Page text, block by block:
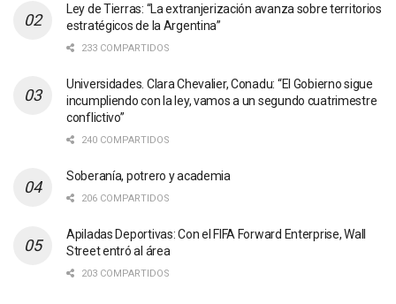
Ley de Tierras: “La extranjerización avanza sobre territorios
estratégicos de la Argentina”
233 COMPARTIDOS
Universidades. Clara Chevalier, Conadu: “El Gobierno sigue
incumpliendo con la ley, vamos a un segundo cuatrimestre
conflictivo”
240 COMPARTIDOS
Soberanía, potrero y academia
206 COMPARTIDOS
Apiladas Deportivas: Con el FIFA Forward Enterprise, Wall
Street entró al área
203 COMPARTIDOS